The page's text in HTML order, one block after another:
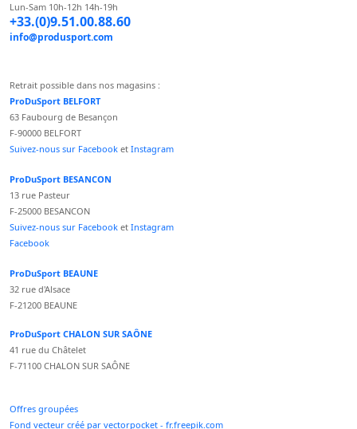
Lun-Sam 10h-12h 14h-19h
+33.(0)9.51.00.88.60
info@produsport.com
Retrait possible dans nos magasins :
ProDuSport BELFORT
63 Faubourg de Besançon
F-90000 BELFORT
Suivez-nous sur Facebook et Instagram
ProDuSport BESANCON
13 rue Pasteur
F-25000 BESANCON
Suivez-nous sur Facebook et Instagram
Facebook
ProDuSport BEAUNE
32 rue d'Alsace
F-21200 BEAUNE
ProDuSport CHALON SUR SAÔNE
41 rue du Châtelet
F-71100 CHALON SUR SAÔNE
Offres groupées
Fond vecteur créé par vectorpocket - fr.freepik.com